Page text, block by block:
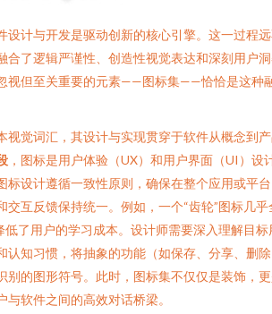
设计与开发是驱动创新的核心引擎。这一过程
合了逻辑严谨性、创造性视觉表达和深刻用户
视但至关重要的元素——图标集——恰恰是这种
视觉词汇，其设计与实现贯穿于软件从概念到
，图标是用户体验（UX）和用户界面（UI）设
标设计遵循一致性原则，确保在整个应用或平台
交互反馈保持统一。例如，一个“齿轮”图标几乎
低了用户的学习成本。设计师需要深入理解目标
认知习惯，将抽象的功能（如保存、分享、删
别的图形符号。此时，图标集不仅仅是装饰，
软件之间的高效对话桥梁。